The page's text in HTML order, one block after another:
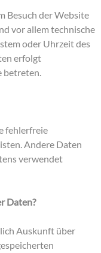
Besuch der Website
vor allem technische
oder Uhrzeit des
erfolgt
betreten.
fehlerfreie
Andere Daten
verwendet
Daten?
Auskunft über